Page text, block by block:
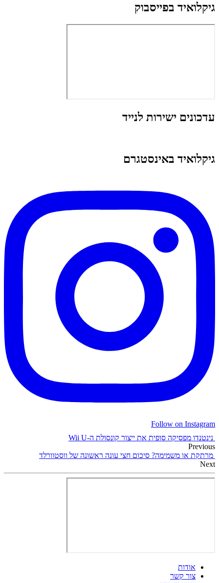
גיקלואיד בפייסבוק
עדכונים ישירות לנייד
גיקלואיד באינסטגרם
Follow on Instagram
נינטנדו מפסיקה סופית את ייצור קונסולת ה-Wii U
Previous
מרתקת או משמימה? סיכום חצי עונה ראשונה של ווסטוורלד
Next
אודות
צור קשר